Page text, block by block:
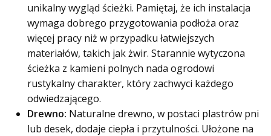
unikalny wygląd ścieżki. Pamiętaj, że ich instalacja
wymaga dobrego przygotowania podłoża oraz
więcej pracy niż w przypadku łatwiejszych
materiałów, takich jak żwir. Starannie wytyczona
ścieżka z kamieni polnych nada ogrodowi
rustykalny charakter, który zachwyci każdego
odwiedzającego.
Drewno: Naturalne drewno, w postaci plastrów pni
lub desek, dodaje ciepła i przytulności. Ułożone na